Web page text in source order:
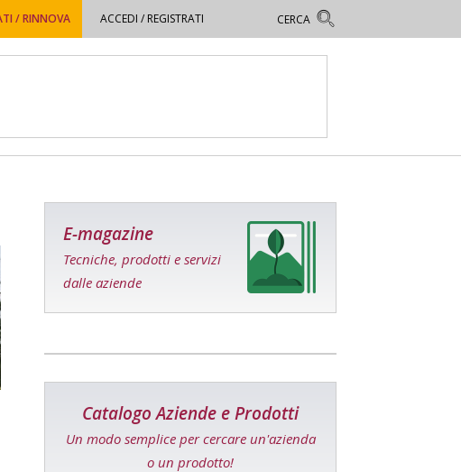
/ RINNOVA ACCEDI / REGISTRATI
E-magazine
Tecniche, prodotti e servizi
dalle aziende
Catalogo Aziende e Prodotti
Un modo semplice per cercare un'azienda
o un prodotto!